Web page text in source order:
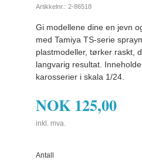
Artikkelnr.: 2-86518
Gi modellene dine en jevn
med Tamiya TS-serie
plastmodeller, tørker raskt,
langvarig resultat.
karosserier i skala 1/24.
NOK 125,00
inkl. mva.
Antall